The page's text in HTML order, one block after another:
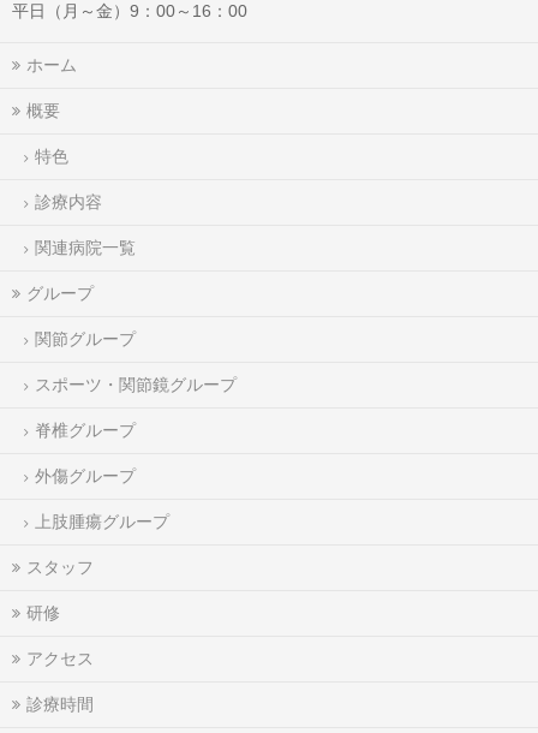
平日（月～金）9：00～16：00
ホーム
概要
特色
診療内容
関連病院一覧
グループ
関節グループ
スポーツ・関節鏡グループ
脊椎グループ
外傷グループ
上肢腫瘍グループ
スタッフ
研修
アクセス
診療時間